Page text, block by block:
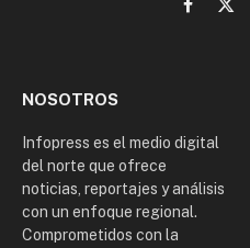
Facebook
X
NOSOTROS
Infopress es el medio digital
del norte que ofrece
noticias, reportajes y análisis
con un enfoque regional.
Comprometidos con la